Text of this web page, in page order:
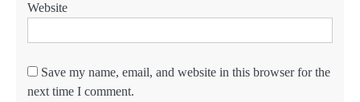
Website
Save my name, email, and website in this browser for the
next time I comment.